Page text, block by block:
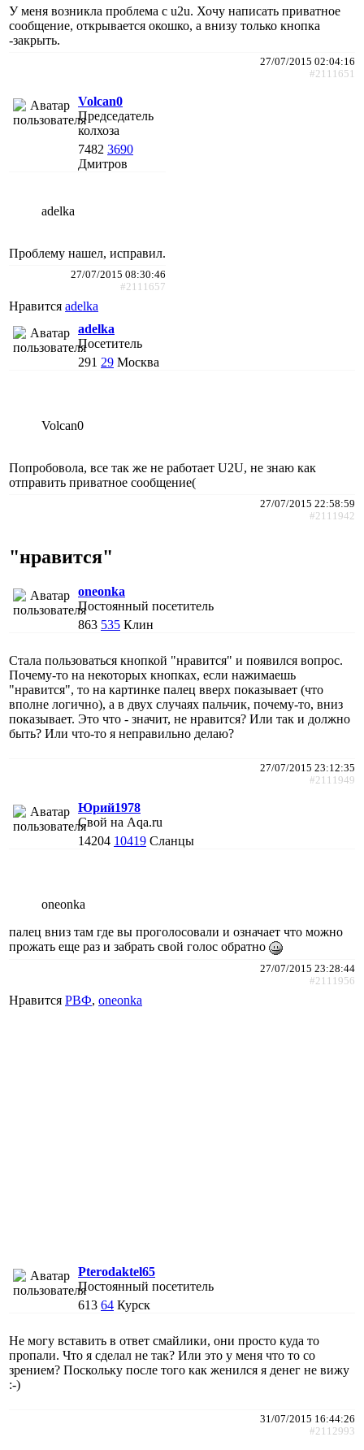
У меня возникла проблема с u2u. Хочу написать приватное
сообщение, открывается окошко, а внизу только кнопка
-закрыть.
27/07/2015 02:04:16
#2111651
Volcan0
Председатель
колхоза
7482 3690
Дмитров
adelka
Проблему нашел, исправил.
27/07/2015 08:30:46
#2111657
Нравится adelka
adelka
Посетитель
291 29 Москва
Volcan0
Попробовола, все так же не работает U2U, не знаю как
отправить приватное сообщение(
27/07/2015 22:58:59
#2111942
"нравится"
oneonka
Постоянный посетитель
863 535 Клин
Стала пользоваться кнопкой "нравится" и появился вопрос.
Почему-то на некоторых кнопках, если нажимаешь
"нравится", то на картинке палец вверх показывает (что
вполне логично), а в двух случаях пальчик, почему-то, вниз
показывает. Это что - значит, не нравится? Или так и должно
быть? Или что-то я неправильно делаю?
27/07/2015 23:12:35
#2111949
Юрий1978
Свой на Aqa.ru
14204 10419 Сланцы
oneonka
палец вниз там где вы проголосовали и означает что можно
прожать еще раз и забрать свой голос обратно
27/07/2015 23:28:44
#2111956
Нравится РВФ, oneonka
Pterodaktel65
Постоянный посетитель
613 64 Курск
Не могу вставить в ответ смайлики, они просто куда то
пропали. Что я сделал не так? Или это у меня что то со
зрением? Поскольку после того как женился я денег не вижу
:-)
31/07/2015 16:44:26
#2112993